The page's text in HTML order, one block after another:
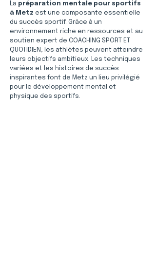
La préparation mentale pour sportifs
à Metz est une composante essentielle
du succès sportif. Grâce à un
environnement riche en ressources et au
soutien expert de COACHING SPORT ET
QUOTIDIEN, les athlètes peuvent atteindre
leurs objectifs ambitieux. Les techniques
variées et les histoires de succès
inspirantes font de Metz un lieu privilégié
pour le développement mental et
physique des sportifs.